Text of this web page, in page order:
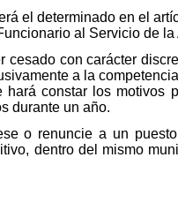
el determinado en el
al Servicio de
con carácter
a la
constar los motivos
durante un año.
o renuncie a un
dentro del mismo